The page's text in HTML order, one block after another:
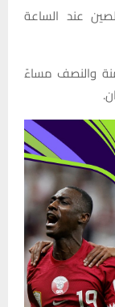
عند الساعة
والنصف مساءً